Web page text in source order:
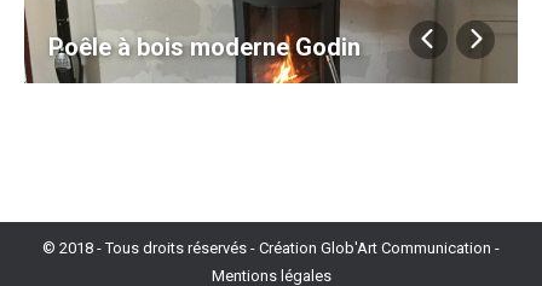
Poêle à bois moderne Godin
© 2018 - Tous droits réservés - Création Glob'Art Communication -
Mentions légales